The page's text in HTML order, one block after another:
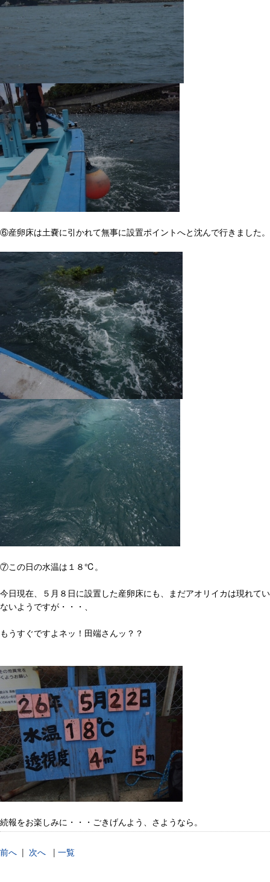
⑥産卵床は土嚢に引かれて無事に設置ポイントへと沈んで行きました。
⑦この日の水温は１８℃。
今日現在、５月８日に設置した産卵床にも、まだアオリイカは現れてい
ないようですが・・・、
もうすぐですよネッ！田端さんッ？？
続報をお楽しみに・・・ごきげんよう、さようなら。
前へ | 次へ | 一覧